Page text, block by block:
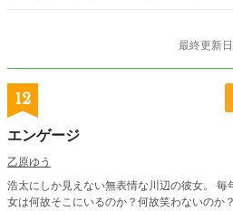
最終更新
12
エンゲージ
乙原ゆう
浩太にしか見えない無表情な川辺の彼女。
女は何故そこにいるのか？何故笑わないのか